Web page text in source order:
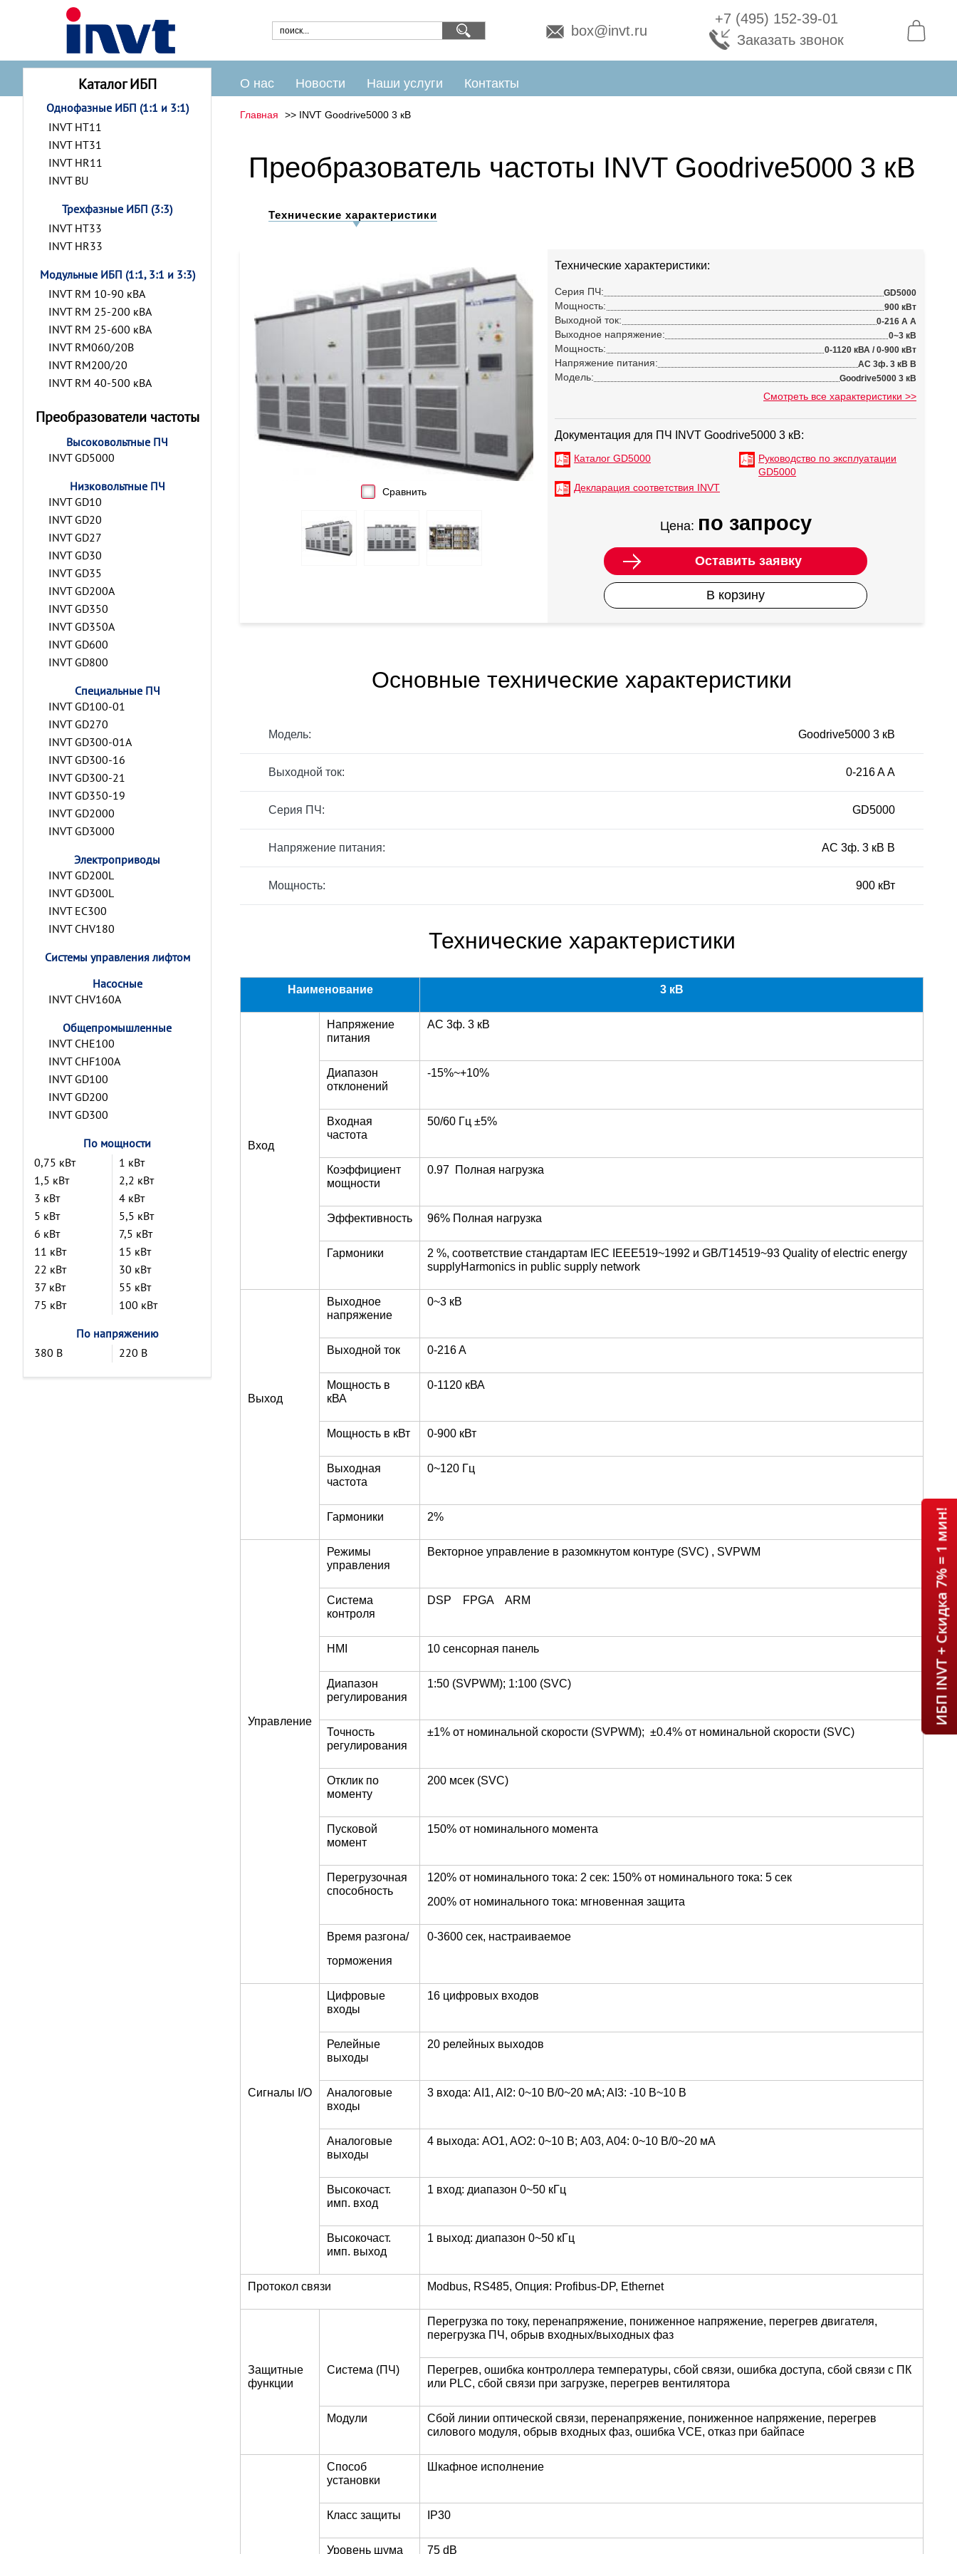
box@invt.ru
+7 (495) 152-39-01
Заказать звонок
О нас Новости Наши услуги Контакты
Каталог ИБП
Однофазные ИБП (1:1 и 3:1)
INVT HT11
INVT HT31
INVT HR11
INVT BU
Трехфазные ИБП (3:3)
INVT HT33
INVT HR33
Модульные ИБП (1:1, 3:1 и 3:3)
INVT RM 10-90 кВА
INVT RM 25-200 кВА
INVT RM 25-600 кВА
INVT RM060/20B
INVT RM200/20
INVT RM 40-500 кВА
Преобразователи частоты
Высоковольтные ПЧ
INVT GD5000
Низковольтные ПЧ
INVT GD10
INVT GD20
INVT GD27
INVT GD30
INVT GD35
INVT GD200A
INVT GD350
INVT GD350A
INVT GD600
INVT GD800
Специальные ПЧ
INVT GD100-01
INVT GD270
INVT GD300-01A
INVT GD300-16
INVT GD300-21
INVT GD350-19
INVT GD2000
INVT GD3000
Электроприводы
INVT GD200L
INVT GD300L
INVT EC300
INVT CHV180
Системы управления лифтом
Насосные
INVT CHV160A
Общепромышленные
INVT CHE100
INVT CHF100A
INVT GD100
INVT GD200
INVT GD300
По мощности
0,75 кВт
1 кВт
1,5 кВт
2,2 кВт
3 кВт
4 кВт
5 кВт
5,5 кВт
6 кВт
7,5 кВт
11 кВт
15 кВт
22 кВт
30 кВт
37 кВт
55 кВт
75 кВт
100 кВт
По напряжению
380 В
220 В
Главная INVT Goodrive5000 3 кВ
Преобразователь частоты INVT Goodrive5000 3 кВ
Технические характеристики
Сравнить
Технические характеристики:
Серия ПЧ: GD5000
Мощность: 900 кВт
Выходной ток: 0-216 A А
Выходное напряжение: 0~3 кВ
Мощность: 0-1120 кВА / 0-900 кВт
Напряжение питания: AC 3ф. 3 кВ В
Модель: Goodrive5000 3 кВ
Смотреть все характеристики >>
Документация для ПЧ INVT Goodrive5000 3 кВ:
Каталог GD5000
Руководство по эксплуатации
GD5000
Декларация соответствия INVT
Цена: по запросу
Оставить заявку
В корзину
Основные технические характеристики
Модель: Goodrive5000 3 кВ
Выходной ток: 0-216 A А
Серия ПЧ: GD5000
Напряжение питания: AC 3ф. 3 кВ В
Мощность: 900 кВт
Технические характеристики
Наименование 3 кВ
Вход
Напряжение
питания
AC 3ф. 3 кВ
Диапазон
отклонений
-15%~+10%
Входная
частота
50/60 Гц ±5%
Коэффициент
мощности
0.97 Полная нагрузка
Эффективность 96% Полная нагрузка
Гармоники
2 %, соответствие стандартам IEC IEEE519~1992 и GB/T14519~93 Quality of electric energy
supplyHarmonics in public supply network
Выход
Выходное
напряжение
0~3 кВ
Выходной ток 0-216 A
Мощность в
кВА
0-1120 кВА
Мощность в кВт 0-900 кВт
Выходная
частота
0~120 Гц
Гармоники 2%
Управление
Режимы
управления
Векторное управление в разомкнутом контуре (SVC) , SVPWM
Система
контроля
DSP FPGA ARM
HMI 10 сенсорная панель
Диапазон
регулирования
1:50 (SVPWM); 1:100 (SVC)
Точность
регулирования
±1% от номинальной скорости (SVPWM); ±0.4% от номинальной скорости (SVC)
Отклик по
моменту
200 мсек (SVC)
Пусковой
момент
150% от номинального момента
Перегрузочная
способность
120% от номинального тока: 2 сек: 150% от номинального тока: 5 сек
200% от номинального тока: мгновенная защита
Время разгона/
торможения
0-3600 сек, настраиваемое
Сигналы I/O
Цифровые
входы
16 цифровых входов
Релейные
выходы
20 релейных выходов
Аналоговые
входы
3 входа: AI1, AI2: 0~10 В/0~20 мA; AI3: -10 В~10 В
Аналоговые
выходы
4 выхода: AO1, AO2: 0~10 В; A03, A04: 0~10 В/0~20 мА
Высокочаст.
имп. вход
1 вход: диапазон 0~50 кГц
Высокочаст.
имп. выход
1 выход: диапазон 0~50 кГц
Протокол связи Modbus, RS485, Опция: Profibus-DP, Ethernet
Защитные
функции
Система (ПЧ)
Перегрузка по току, перенапряжение, пониженное напряжение, перегрев двигателя,
перегрузка ПЧ, обрыв входных/выходных фаз
Перегрев, ошибка контроллера температуры, сбой связи, ошибка доступа, сбой связи с ПК
или PLC, сбой связи при загрузке, перегрев вентилятора
Модули
Сбой линии оптической связи, перенапряжение, пониженное напряжение, перегрев
силового модуля, обрыв входных фаз, ошибка VCE, отказ при байпасе
Способ
установки
Шкафное исполнение
Класс защиты IP30
Уровень шума 75 dB
ИБП INVT + Скидка 7% = 1 мин!